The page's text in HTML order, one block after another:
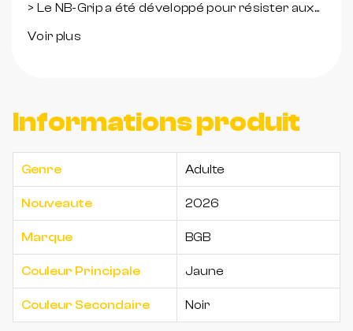
> Le NB-Grip a été développé pour résister aux...
Voir plus
Informations produit
Genre Adulte
Nouveaute 2026
Marque BGB
Couleur Principale Jaune
Couleur Secondaire Noir